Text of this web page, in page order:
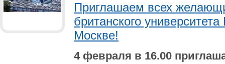
Приглашаем всех
британского
Москве!
4 февраля в 16.00